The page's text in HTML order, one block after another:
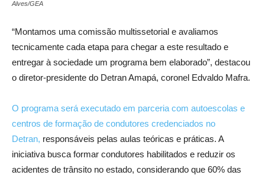
Alves/GEA
“Montamos uma comissão multissetorial e avaliamos
tecnicamente cada etapa para chegar a este resultado e
entregar à sociedade um programa bem elaborado”, destacou
o diretor-presidente do Detran Amapá, coronel Edvaldo Mafra.
O programa será executado em parceria com autoescolas e
centros de formação de condutores credenciados no
Detran, responsáveis pelas aulas teóricas e práticas. A
iniciativa busca formar condutores habilitados e reduzir os
acidentes de trânsito no estado, considerando que 60% das